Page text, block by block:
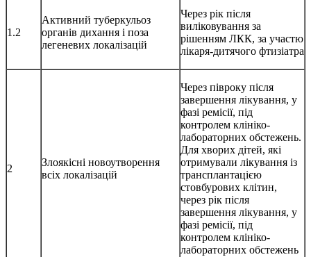
1.2
Активний туберкульоз
органів дихання і поза
легеневих локалізацій
Через рік після
виліковування за
рішенням ЛКК, за участю
лікаря-дитячого фтизіатра
2
Злоякісні новоутворення
всіх локалізацій
Через півроку після
завершення лікування, у
фазі ремісії, під
контролем клініко-
лабораторних обстежень.
Для хворих дітей, які
отримували лікування із
трансплантацією
стовбурових клітин,
через рік після
завершення лікування, у
фазі ремісії, під
контролем клініко-
лабораторних обстежень